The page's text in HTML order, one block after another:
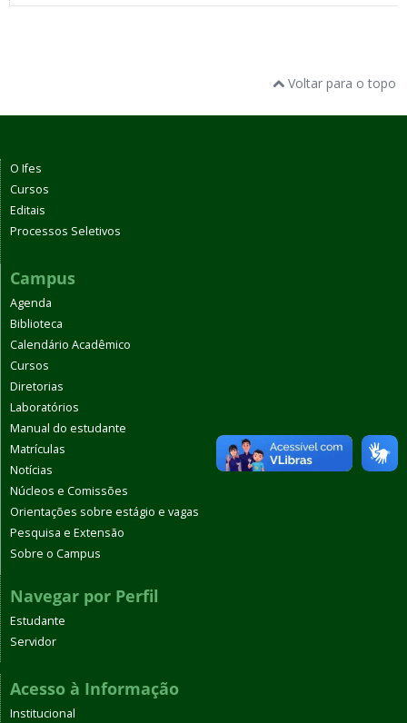
Voltar para o topo
O Ifes
Cursos
Editais
Processos Seletivos
Campus
Agenda
Biblioteca
Calendário Acadêmico
Cursos
Diretorias
Laboratórios
Manual do estudante
Matrículas
Notícias
Núcleos e Comissões
Orientações sobre estágio e vagas
Pesquisa e Extensão
Sobre o Campus
Navegar por Perfil
Estudante
Servidor
Acesso à Informação
Institucional